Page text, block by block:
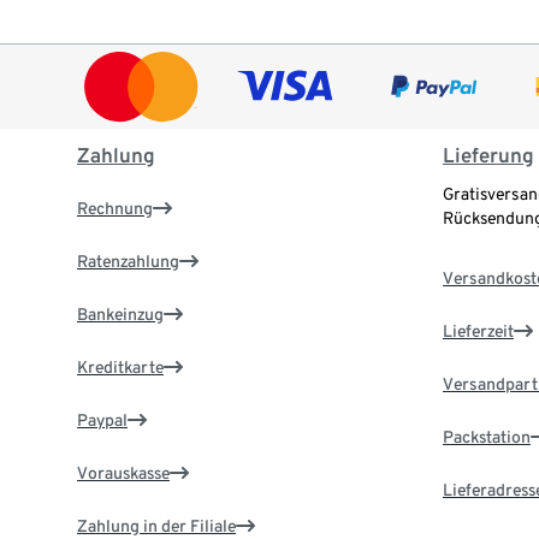
Zahlung
Rechnung
Ratenzahlung
Bankeinzug
Kreditkarte
Paypal
Vorauskasse
Zahlung in der Filiale
Lieferung
Lieferzeit
Packstation